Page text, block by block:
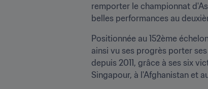
remporter le championnat
belles performances au
Positionnée au 152ème
ainsi vu ses progrès porter
depuis 2011, grâce à ses six
Singapour, à l'Afghanistan et